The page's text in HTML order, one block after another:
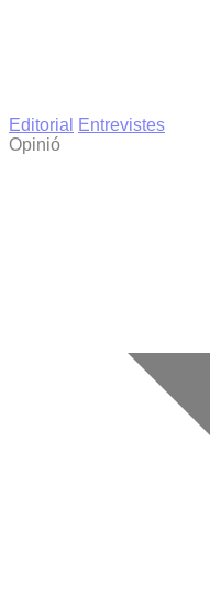
Editorial
Entrevistes
Opinió